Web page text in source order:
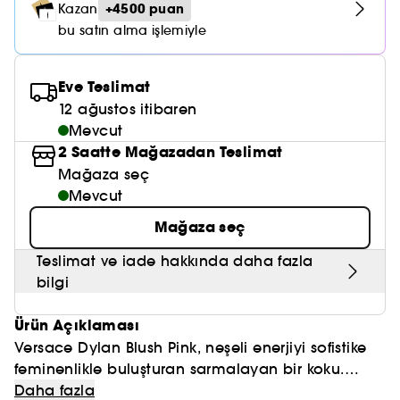
Maske
Cilt & Makyaj Temizleyiciler
Cilt Bakım Setleri
Saç Bakım Setleri
Okyanus Esansı
Nemlendirici Bakım
Kızarıklık için Bakım
Sıkılaştırıcı ve Lifting Etkili Bakım
Cilt Tonu Eşitsizliği için Bakım
Gözenek Karşıtı
Işıltı Veren Bakım
Karma ve Yağlı Saçlar
Kuru Saç Bakımı
CHAMPO
GHD
LE MONDE GOURMAND
SOL DE JANEIRO
ERBORIAN
OLAPLEX
KÉRASTASE
GISOU
KAYALI
SUPERGOOP!
AMIKA
KAYALI
LE MONDE GOURMAND
Kazan +4500 puan
bu satın alma işlemiyle
Eve Teslimat
12 ağustos itibaren
Mevcut
2 Saatte Mağazadan Teslimat
Mağaza seç
Mevcut
Mağaza seç
Teslimat ve iade hakkında daha fazla
bilgi
Ürün Açıklaması
Versace Dylan Blush Pink, neşeli enerjiyi sofistike
feminenlikle buluşturan sarmalayan bir koku.
Açılışta bergamotun ferah ışıltısı ve çilek
Daha fazla